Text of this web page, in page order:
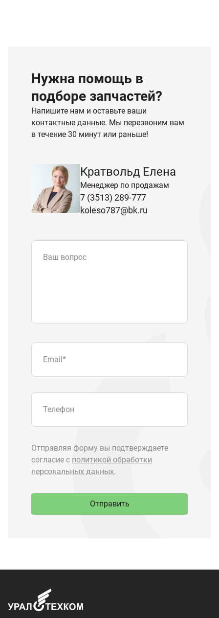
Нужна помощь в
подборе запчастей?
Напишите нам и оставьте ваши
контактные данные. Мы перезвоним вам
в течение 30 минут или раньше!
Кратвольд Елена
Менеджер по продажам
7 (3513) 289-777
koleso787@bk.ru
Ваш вопрос
Запчасти Урал
Запчасти Камаз
Спецпредложения
Доставка и оплата